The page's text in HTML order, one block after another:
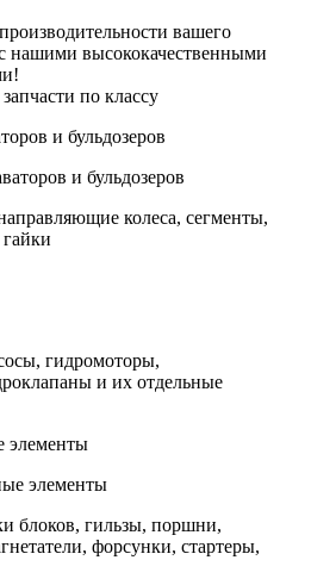
вашего
нашими высококачественными
по классу
и бульдозеров
колеса, сегменты,
гидромоторы,
и их отдельные
элементы
блоков, гильзы, поршни,
форсунки, стартеры,